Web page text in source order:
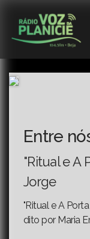
Entre
"Ritual e A
Jorge
"Ritual e A
dito por Maria